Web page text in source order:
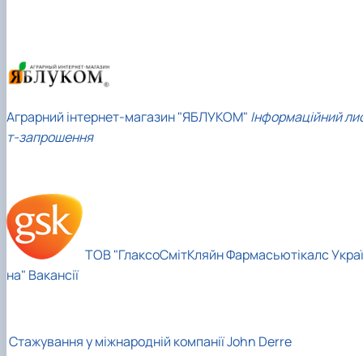
Аграрний інтернет-магазин "ЯБЛУКОМ" Інформаційний
т-запрошення
ТОВ "ГлаксоСмітКляйн Фармасьютікалс Украї
на" Вакансії
Стажування у міжнародній компанії John Derre